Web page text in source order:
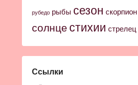
рубедо рыбы сезон скорпион
солнце стихии стрелец
Ссылки